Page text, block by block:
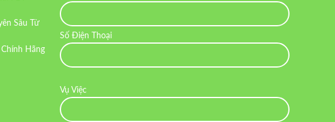
Sâu Từ
Hãng
Số Điện Thoại
Vụ Việc